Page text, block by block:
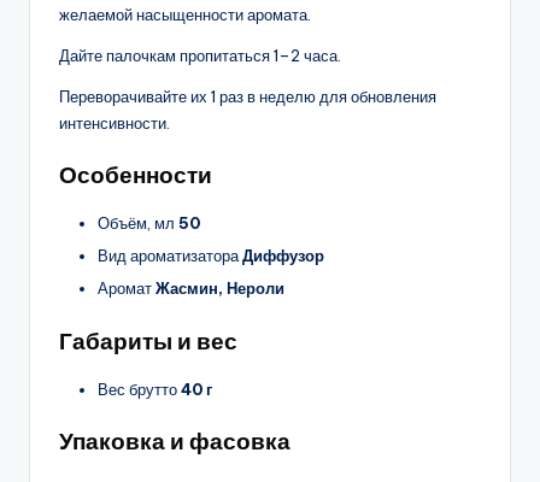
желаемой насыщенности аромата.
Дайте палочкам пропитаться 1–2 часа.
Переворачивайте их 1 раз в неделю для обновления
интенсивности.
Особенности
Объём, мл 50
Вид ароматизатораДиффузор
АроматЖасмин, Нероли
Габариты и вес
Вес брутто40 г
Упаковка и фасовка